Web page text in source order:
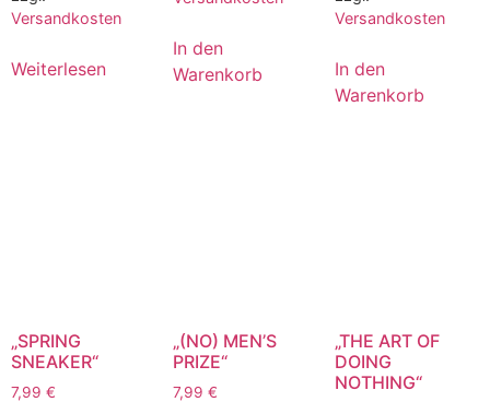
Versandkosten
Weiterlesen
In den
Warenkorb
Versandkosten
In den
Warenkorb
„SPRING
SNEAKER“
7,99 €
„(NO) MEN’S
PRIZE“
7,99 €
„THE ART OF
DOING
NOTHING“